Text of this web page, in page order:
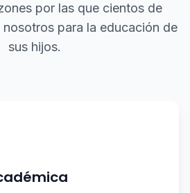
por las que cientos de
para la educación de
sus hijos.